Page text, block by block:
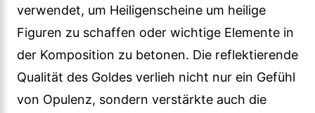
verwendet, um Heiligenscheine um heilige
Figuren zu schaffen oder wichtige Elemente in
der Komposition zu betonen. Die reflektierende
Qualität des Goldes verlieh nicht nur ein Gefühl
von Opulenz, sondern verstärkte auch die